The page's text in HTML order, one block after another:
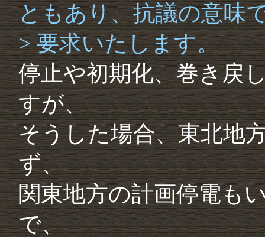
ともあり、抗議の意味
> 要求いたします。
停止や初期化、巻き戻
すが、
そうした場合、東北地
ず、
関東地方の計画停電も
で、